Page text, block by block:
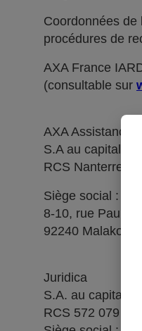
Coordonnées
procédures de
AXA France
(consultable sur
AXA Assistance
S.A au capital de
RCS Nanterre
Siège social :
8-10, rue Paul
92240 Malakoff
Juridica
S.A. au capital
RCS 572 079